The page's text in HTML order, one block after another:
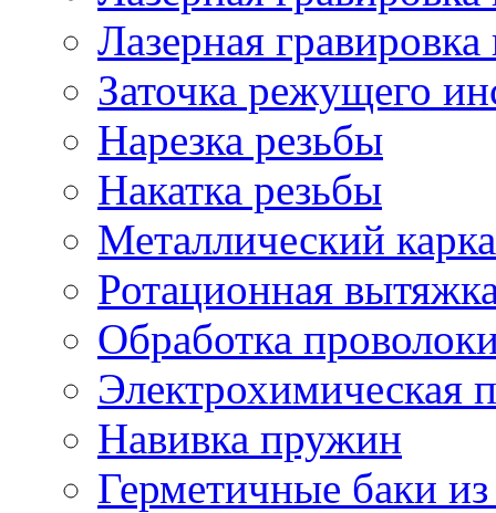
Лазерная
Заточка режущего
Нарезка резьбы
Накатка резьбы
Металлический
Ротационная
Обработка
Электрохимическая
Навивка пружин
Герметичные баки